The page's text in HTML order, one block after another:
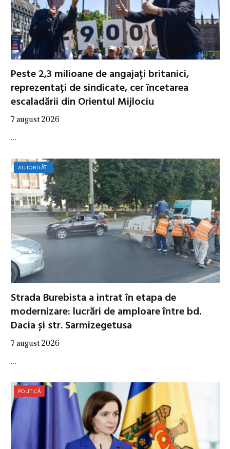
Peste 2,3 milioane de angajați britanici,
reprezentați de sindicate, cer încetarea
escaladării din Orientul Mijlociu
7 august 2026
…
AUTORITĂȚI
Strada Burebista a intrat în etapa de
modernizare: lucrări de amploare între bd.
Dacia și str. Sarmizegetusa
7 august 2026
…
POLITICĂ